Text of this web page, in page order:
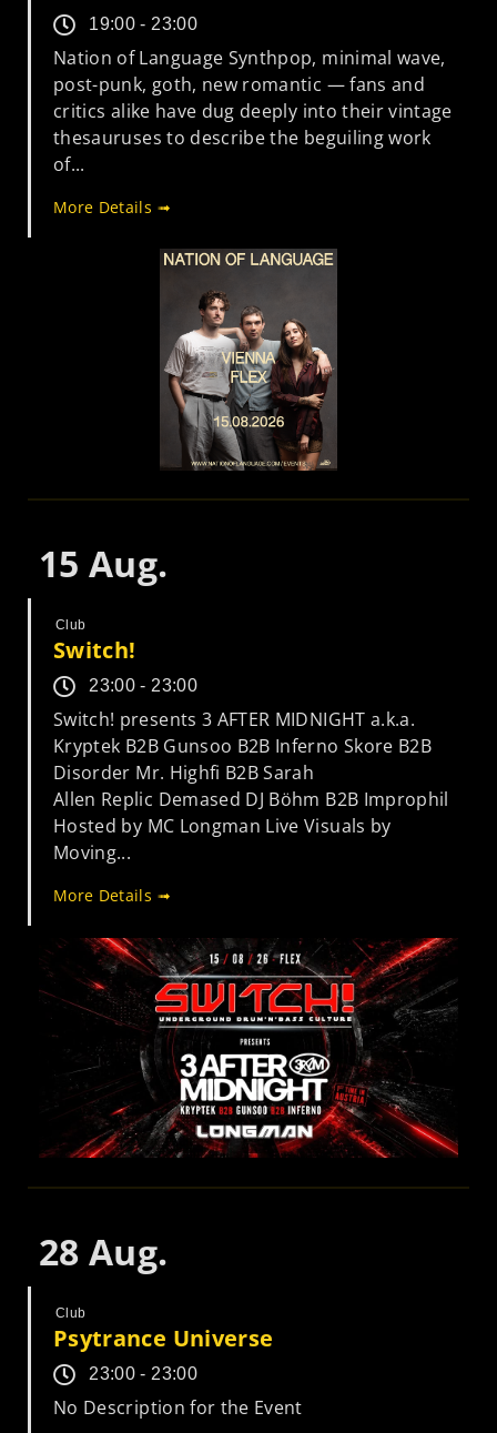
19:00 - 23:00
Nation of Language Synthpop, minimal wave,
post-punk, goth, new romantic — fans and
critics alike have dug deeply into their vintage
thesauruses to describe the beguiling work
of...
More Details ➟
15 Aug.
Club
Switch!
23:00 - 23:00
Switch! presents 3 AFTER MIDNIGHT a.k.a.
Kryptek B2B Gunsoo B2B Inferno Skore B2B
Disorder Mr. Highfi B2B Sarah
Allen Replic Demased DJ Böhm B2B Improphil
Hosted by MC Longman Live Visuals by
Moving...
More Details ➟
28 Aug.
Club
Psytrance Universe
23:00 - 23:00
No Description for the Event